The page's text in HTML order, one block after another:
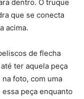
dentro. O truque
que se conecta
acima.
de flecha
ter aquela peça
foto, com uma
peça enquanto